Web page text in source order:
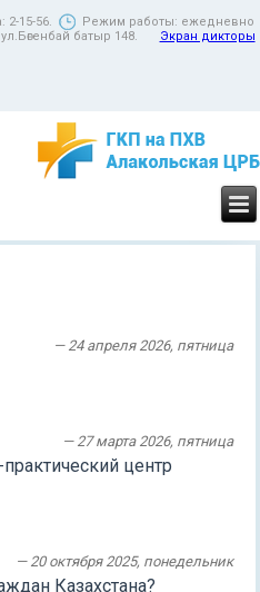
2-15-56.
Режим работы: ежедневно
батыр 148. Экран дикторы
— 24 апреля 2026, пятница
— 27 марта 2026, пятница
центр
— 20 октября 2025, понедельник
Казахстана?